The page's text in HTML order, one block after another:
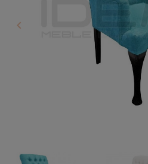
Poprzedni
keyboard_arrow_left